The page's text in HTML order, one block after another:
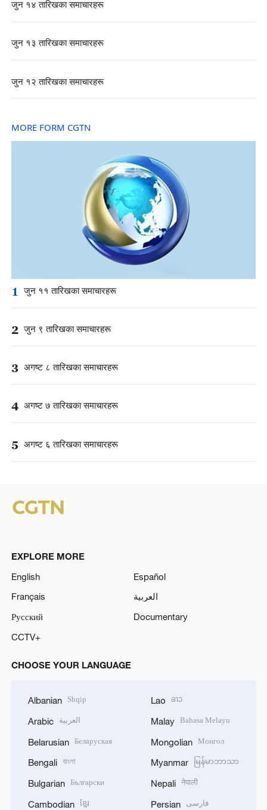
जुन १४ तारिखका समाचारहरू
जुन १३ तारिखका समाचारहरू
जुन १२ तारिखका समाचारहरू
MORE FORM CGTN
1 जुन ११ तारिखका समाचारहरू
2 जुन ९ तारिखका समाचारहरू
3 अगष्ट ८ तारिखका समाचारहरू
4 अगष्ट ७ तारिखका समाचारहरू
5 अगष्ट ६ तारिखका समाचारहरू
EXPLORE MORE
English
Español
Français
العربية
Русский
Documentary
CCTV+
CHOOSE YOUR LANGUAGE
Albanian Shqip
Arabic العربية
Belarusian Беларуская
Bengali বাংলা
Bulgarian Български
Cambodian ខ្មែរ
Lao ລາວ
Malay Bahasa Melayu
Mongolian Монгол
Myanmar မြန်မာဘာသာ
Nepali नेपाली
Persian فارسی